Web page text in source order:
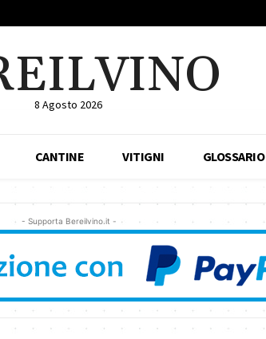
8 Agosto 2026
CANTINE VITIGNI GLOSSARIO
- Supporta Bereilvino.it -